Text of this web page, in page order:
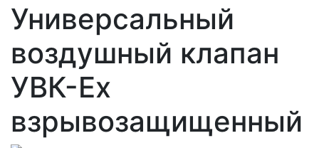
Универсальный
воздушный клапан
УВК-Ex
взрывозащищенный